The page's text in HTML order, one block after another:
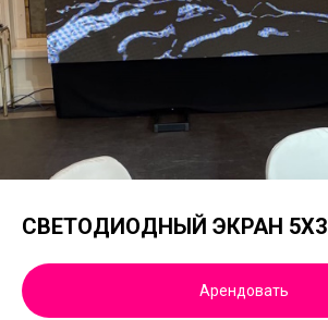
СВЕТОДИОДНЫЙ ЭКРАН 5Х3
Арендовать